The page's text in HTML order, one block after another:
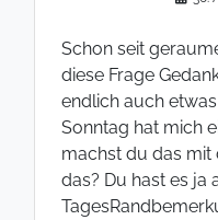
Schon seit
diese Frage
endlich auch
Sonntag hat mich
machst du das mit
das? Du hast es ja